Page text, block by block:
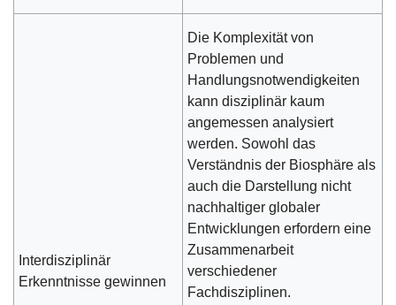
Interdisziplinär
Erkenntnisse gewinnen
Die Komplexität von
Problemen und
Handlungsnotwendigkeiten
kann disziplinär kaum
angemessen analysiert
werden. Sowohl das
Verständnis der Biosphäre als
auch die Darstellung nicht
nachhaltiger globaler
Entwicklungen erfordern eine
Zusammenarbeit
verschiedener
Fachdisziplinen.